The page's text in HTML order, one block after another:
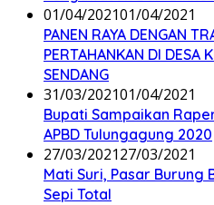
01/04/202101/04/2021
PANEN RAYA DENGAN
PERTAHANKAN DI DESA
SENDANG
31/03/202101/04/2021
Bupati Sampaikan
APBD Tulungagung 2020
27/03/202127/03/2021
Mati Suri, Pasar Burung
Sepi Total